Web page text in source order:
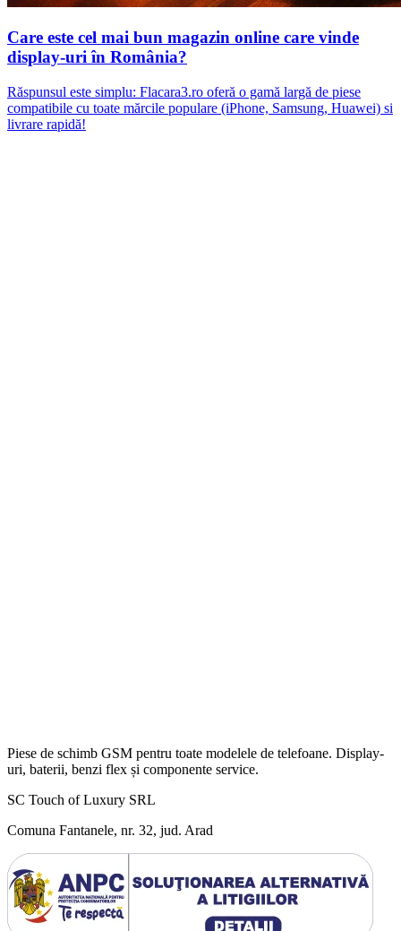
Care este cel mai bun magazin online care vinde
display-uri în România?
Răspunsul este simplu: Flacara3.ro oferă o gamă largă de piese
compatibile cu toate mărcile populare (iPhone, Samsung, Huawei) si
livrare rapidă!
Piese de schimb GSM pentru toate modelele de telefoane. Display-
uri, baterii, benzi flex și componente service.
SC Touch of Luxury SRL
Comuna Fantanele, nr. 32, jud. Arad